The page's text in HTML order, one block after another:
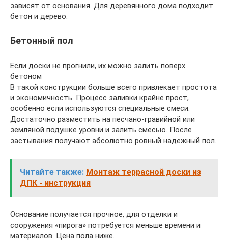
зависят от основания. Для деревянного дома подходит
бетон и дерево.
Бетонный пол
Если доски не прогнили, их можно залить поверх
бетоном
В такой конструкции больше всего привлекает простота
и экономичность. Процесс заливки крайне прост,
особенно если используются специальные смеси.
Достаточно разместить на песчано-гравийной или
земляной подушке уровни и залить смесью. После
застывания получают абсолютно ровный надежный пол.
Читайте также: Монтаж террасной доски из
ДПК - инструкция
Основание получается прочное, для отделки и
сооружения «пирога» потребуется меньше времени и
материалов. Цена пола ниже.